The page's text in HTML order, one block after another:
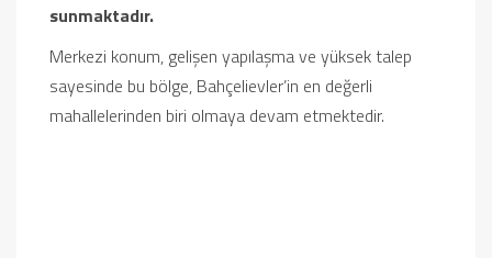
sunmaktadır.
Merkezi konum, gelişen yapılaşma ve yüksek talep
sayesinde bu bölge, Bahçelievler’in en değerli
mahallelerinden biri olmaya devam etmektedir.